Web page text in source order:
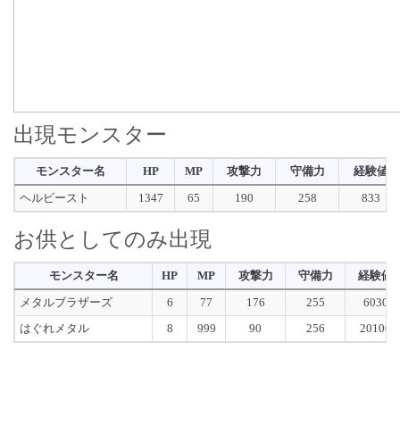
出現モンスター
モンスター名 HP MP 攻撃力 守備力
経験値
ヘルビースト
1347 65 190 258 833
お供としてのみ出現
モンスター名 HP MP 攻撃力 守備力
経験値
メタルブラザーズ
6 77 176 255
6030
はぐれメタル
8 999 90 256 20100